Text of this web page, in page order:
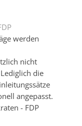
werden
nicht
die
angepasst.
- FDP